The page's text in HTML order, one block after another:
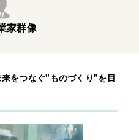
家群像
をつなぐ"ものづくり"を目